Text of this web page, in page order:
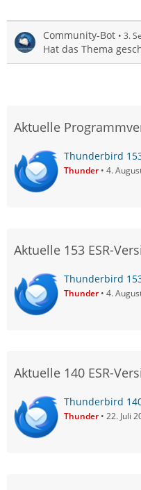
Community-Bot 3.
Hat das Thema
Aktuelle
Thunderbird
Thunder 4.
Aktuelle 153 ESR-
Thunderbird
Thunder 4.
Aktuelle 140 ESR-
Thunderbird
Thunder 22. Juli